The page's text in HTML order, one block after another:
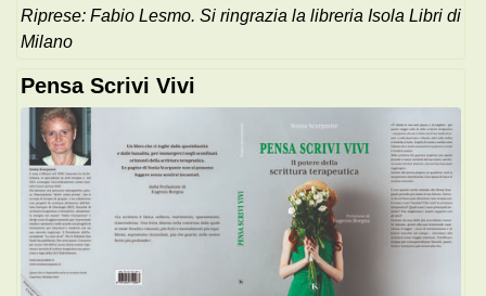
Riprese: Fabio Lesmo. Si ringrazia la libreria Isola Libri di
Milano
Pensa Scrivi Vivi